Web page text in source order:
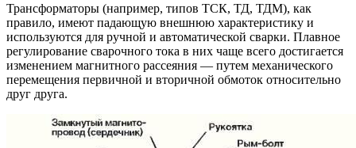
Трансформаторы (например, типов ТСК, ТД, ТДМ), как
правило, имеют падающую внешнюю характеристику и
используются для ручной и автоматической сварки. Плавное
регулирование сварочного тока в них чаще всего достигается
изменением магнитного рассеяния — путем механического
перемещения первичной и вторичной обмоток относительно
друг друга.